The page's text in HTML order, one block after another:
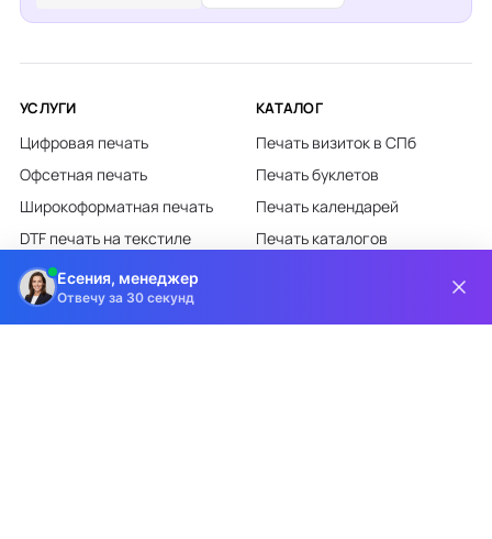
УСЛУГИ
Цифровая печать
Офсетная печать
Широкоформатная печать
DTF печать на текстиле
Лазерная гравировка
КАТАЛОГ
Печать визиток в СПб
Печать буклетов
Печать календарей
Печать каталогов
Есения, менеджер
Отвечу за 30 секунд